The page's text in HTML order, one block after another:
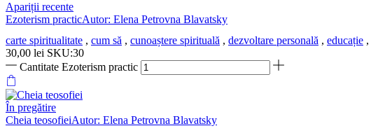
Apariții recente
Ezoterism practicAutor: Elena Petrovna Blavatsky
carte spiritualitate , cum să , cunoaștere spirituală , dezvoltare personală , educație ,
30,00 lei SKU:30
Cantitate Ezoterism practic
În pregătire
Cheia teosofieiAutor: Elena Petrovna Blavatsky